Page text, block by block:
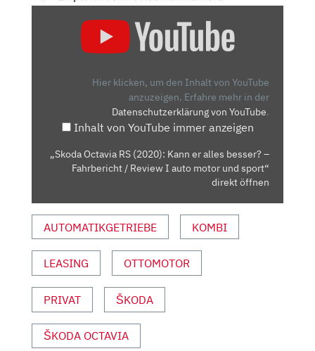
BESSER?
FAHRBERICHT
I
AUTO
MOTOR
UND
VON
YOUTUBE
ANZEIGEN
Hier klicken, um den Inhalt von YouTube
anzuzeigen. Erfahre mehr in der
Datenschutzerklärung von YouTube.
Inhalt von YouTube immer anzeigen
„Skoda Octavia RS (2020): Kann er alles besser? –
Fahrbericht / Review I auto motor und sport“
direkt öffnen
AUTOMATIKGETRIEBE KOMBI
LEASING OTTOMOTOR
PRIVAT ŠKODA
ŠKODA OCTAVIA